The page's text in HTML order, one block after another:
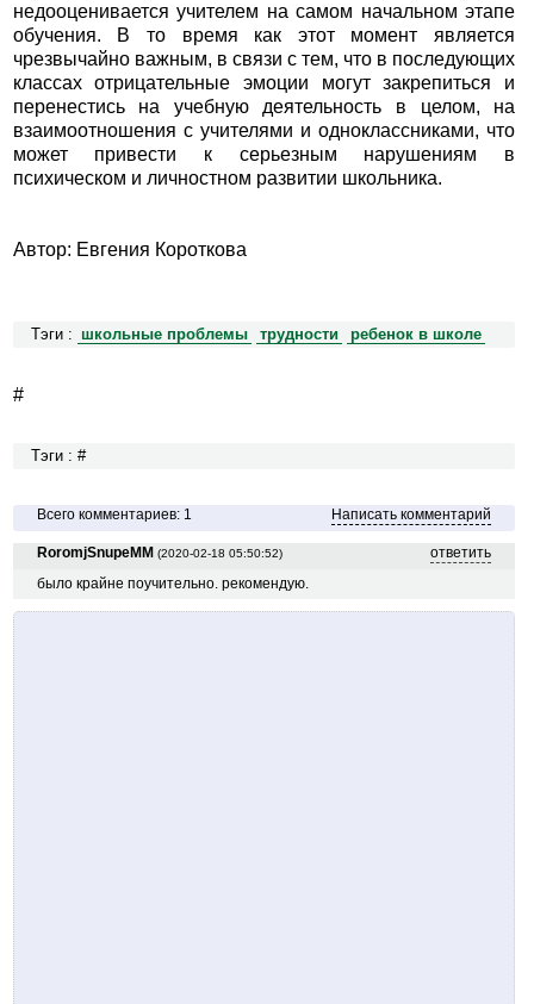
недооценивается учителем на самом начальном этапе
обучения. В то время как этот момент является
чрезвычайно важным, в связи с тем, что в последующих
классах отрицательные эмоции могут закрепиться и
перенестись на учебную деятельность в целом, на
взаимоотношения с учителями и одноклассниками, что
может привести к серьезным нарушениям в
психическом и личностном развитии школьника.
Автор: Евгения Короткова
Тэги : школьные проблемы трудности ребенок в школе
#
Тэги : #
Всего комментариев: 1 Написать комментарий
RoromjSnupeMM (2020-02-18 05:50:52)
ответить
было крайне поучительно. рекомендую.